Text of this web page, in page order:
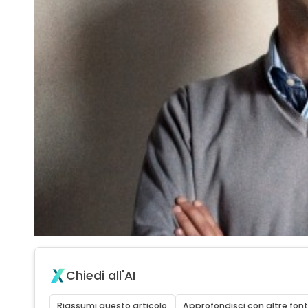
Chiedi all'AI
Riassumi questo articolo Approfondisci con altre